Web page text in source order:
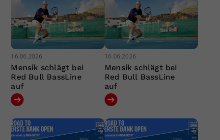
16.06.2026
Mensík schlägt bei
Red Bull BassLine
auf
16.06.2026
Mensík schlägt bei
Red Bull BassLine
auf